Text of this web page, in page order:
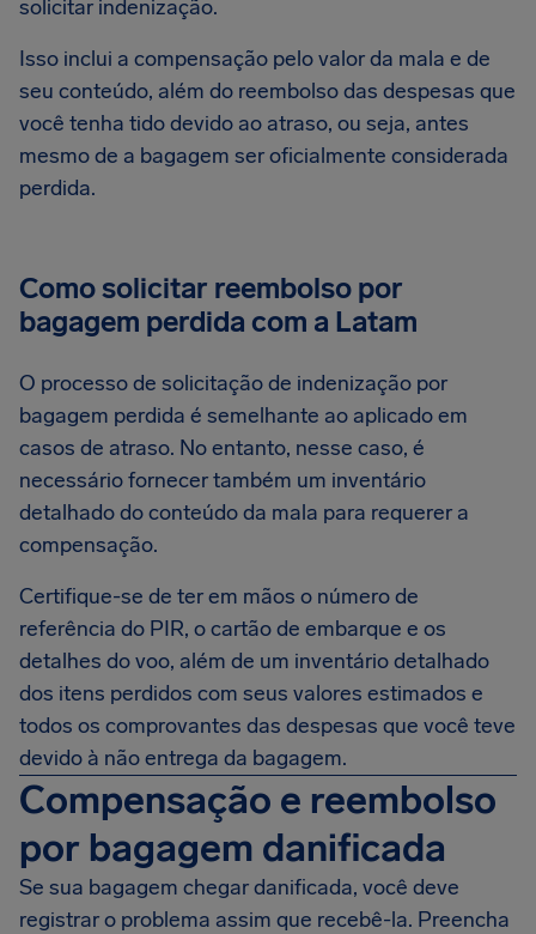
solicitar indenização.
Isso inclui a compensação pelo valor da mala e de
seu conteúdo, além do reembolso das despesas que
você tenha tido devido ao atraso, ou seja, antes
mesmo de a bagagem ser oficialmente considerada
perdida.
Como solicitar reembolso por
bagagem perdida com a Latam
O processo de solicitação de indenização por
bagagem perdida é semelhante ao aplicado em
casos de atraso. No entanto, nesse caso, é
necessário fornecer também um inventário
detalhado do conteúdo da mala para requerer a
compensação.
Certifique-se de ter em mãos o número de
referência do PIR, o cartão de embarque e os
detalhes do voo, além de um inventário detalhado
dos itens perdidos com seus valores estimados e
todos os comprovantes das despesas que você teve
devido à não entrega da bagagem.
Compensação e reembolso
por bagagem danificada
Se sua bagagem chegar danificada, você deve
registrar o problema assim que recebê-la. Preencha